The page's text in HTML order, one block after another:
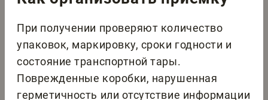
При получении проверяют количество
упаковок, маркировку, сроки годности и
состояние транспортной тары.
Поврежденные коробки, нарушенная
герметичность или отсутствие информации